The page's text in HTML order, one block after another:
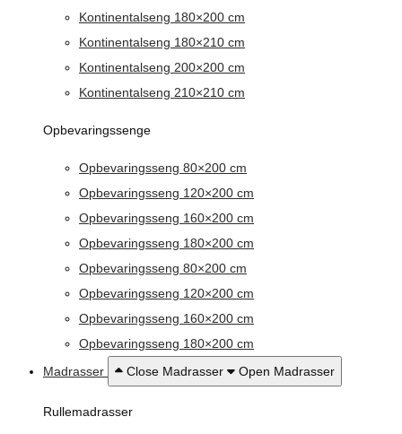
Kontinentalseng 180×200 cm
Kontinentalseng 180×210 cm
Kontinentalseng 200×200 cm
Kontinentalseng 210×210 cm
Opbevaringssenge
Opbevaringsseng 80×200 cm
Opbevaringsseng 120×200 cm
Opbevaringsseng 160×200 cm
Opbevaringsseng 180×200 cm
Opbevaringsseng 80×200 cm
Opbevaringsseng 120×200 cm
Opbevaringsseng 160×200 cm
Opbevaringsseng 180×200 cm
Madrasser
Close Madrasser Open Madrasser
Rullemadrasser